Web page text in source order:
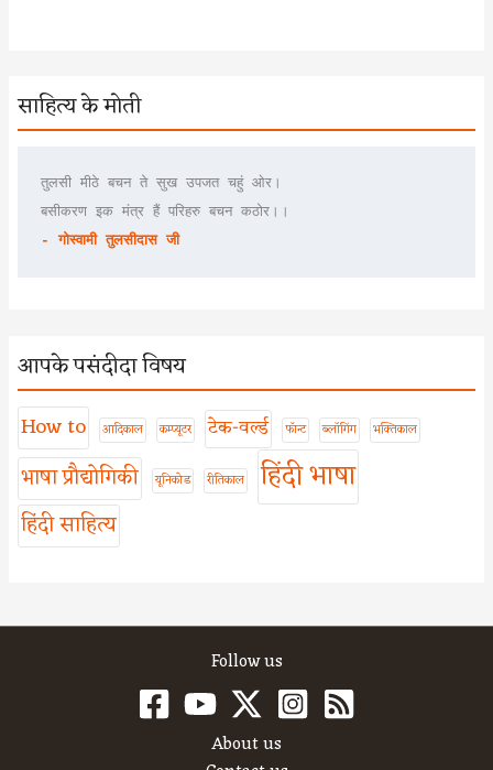
साहित्य के मोती
तुलसी मीठे बचन ते सुख उपजत चहुं ओर।
बसीकरण इक मंत्र हैं परिहरु बचन कठोर।।
- गोस्वामी तुलसीदास जी
आपके पसंदीदा विषय
How to आदिकाल कम्प्यूटर टेक-वर्ल्ड फॉन्ट ब्लॉगिंग भक्तिकाल
भाषा प्रौद्योगिकी यूनिकोड रीतिकाल हिंदी भाषा
हिंदी साहित्य
Follow us
About us